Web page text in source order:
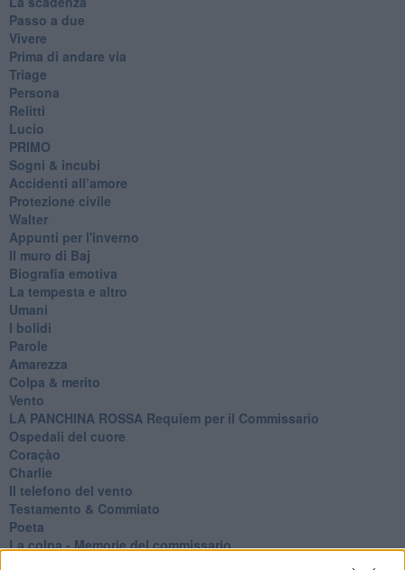
Passo a due
Vivere
Prima di andare via
Triage
Persona
Relitti
Lucio
PRIMO
Sogni & incubi
Accidenti all’amore
Protezione civile
Walter
Appunti per l'inverno
Il muro di Baj
Biografia emotiva
La tempesta e altro
Umani
I bolidi
Parole
Amarezza
Colpa & merito
Vento
​LA PANCHINA ROSSA Requiem per il Commissario
Ospedali del cuore
Coraçào
Charlie
Il telefono del vento
Testamento & Commiato
Poeta
​La colpa - Memorie del commissario